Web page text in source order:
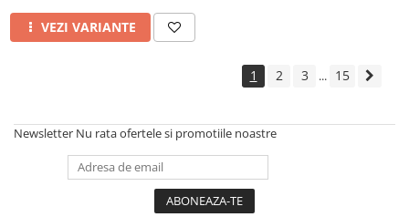
VEZI VARIANTE
1 2 3 ... 15
Newsletter Nu rata ofertele si promotiile noastre